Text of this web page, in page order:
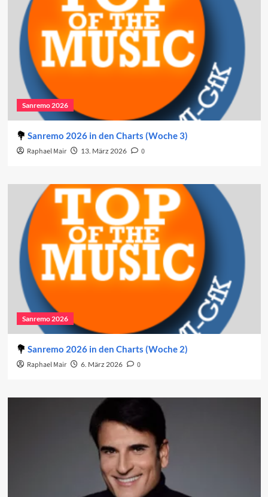
Sanremo 2026
Sanremo 2026 in den Charts (Woche 3)
Raphael Mair 13. März 2026 0
Sanremo 2026
Sanremo 2026 in den Charts (Woche 2)
Raphael Mair 6. März 2026 0